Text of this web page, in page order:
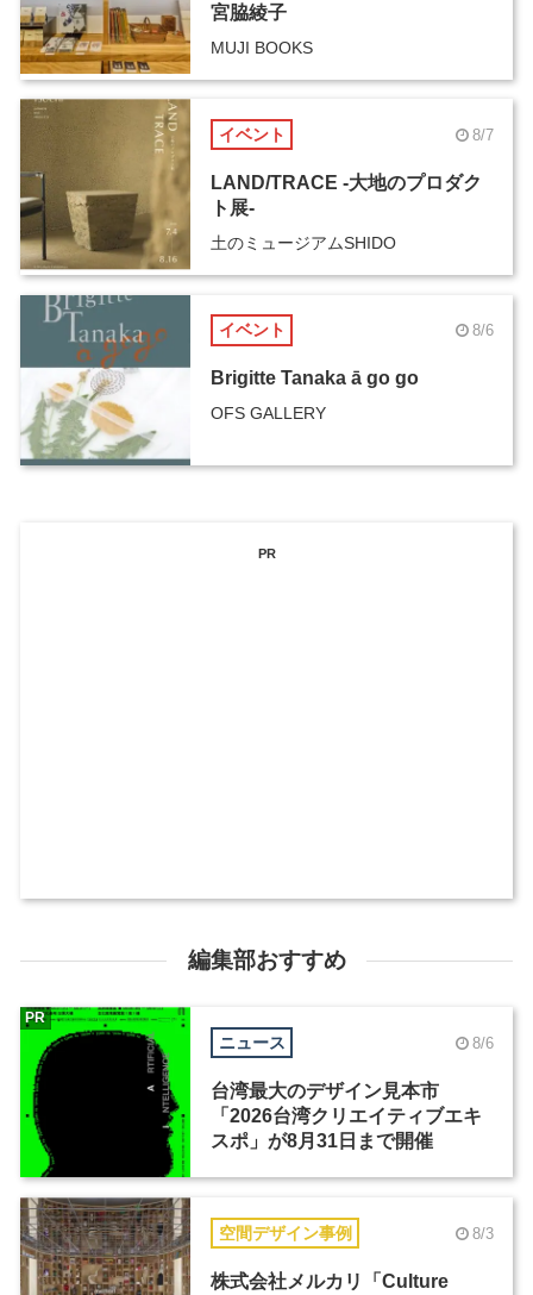
宮脇綾子
MUJI BOOKS
イベント 8/7
LAND/TRACE -大地のプロダク
ト展-
土のミュージアムSHIDO
イベント 8/6
Brigitte Tanaka ā go go
OFS GALLERY
PR
編集部おすすめ
ニュース 8/6
台湾最大のデザイン見本市
「2026台湾クリエイティブエキ
スポ」が8月31日まで開催
PR
空間デザイン事例 8/3
株式会社メルカリ「Culture